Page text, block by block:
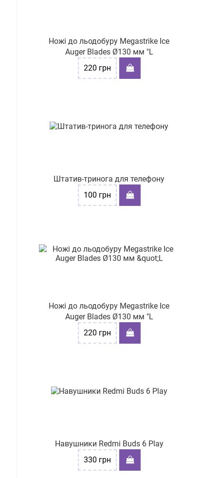
Ножі до льодобуру Megastrike Ice
Auger Blades Ø130 мм "L
220 грн
Штатив-тринога для телефону
100 грн
Ножі до льодобуру Megastrike Ice
Auger Blades Ø130 мм "L
220 грн
Навушники Redmi Buds 6 Play
330 грн